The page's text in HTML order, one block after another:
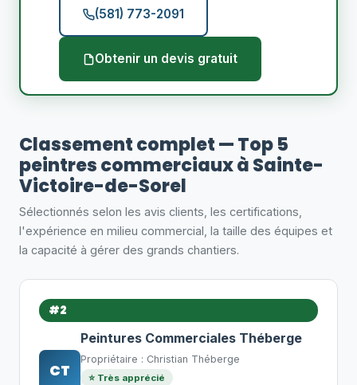
(581) 773-2091
Obtenir un devis gratuit
Classement complet — Top 5
peintres commerciaux à Sainte-
Victoire-de-Sorel
Sélectionnés selon les avis clients, les certifications,
l'expérience en milieu commercial, la taille des équipes et
la capacité à gérer des grands chantiers.
#2
CT
Peintures Commerciales Théberge
Propriétaire : Christian Théberge
⭐ Très apprécié